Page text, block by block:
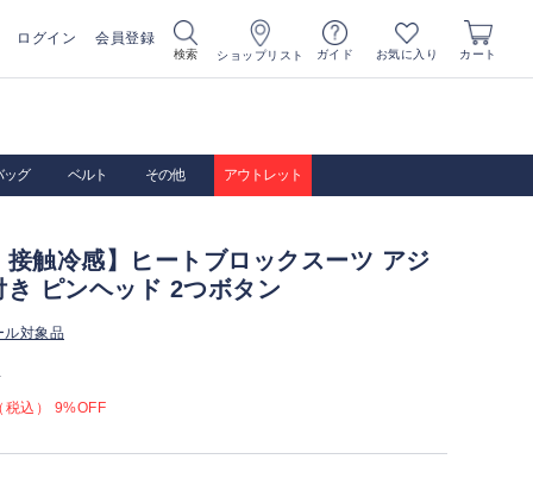
ログイン 会員登録
検索 ショップリスト ガイド お気に入り カート
ッグ ベルト その他 アウトレット
接触冷感】ヒートブロックスーツ アジ
き ピンヘッド 2つボタン
ル対象品
込） 9%OFF